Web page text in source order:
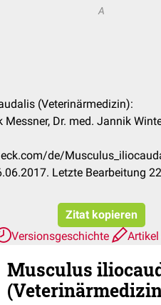
A
(Veterinärmedizin):
Dr. med. Jannik
de/
Letzte Bearbeitung
Zitat kopieren
Versionsgeschichte
Artikel
Musculus